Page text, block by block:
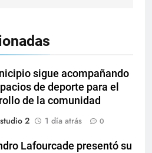
sigue acompañando
de deporte para el
de la comunidad
2
1 día atrás 0
Lafourcade presentó su